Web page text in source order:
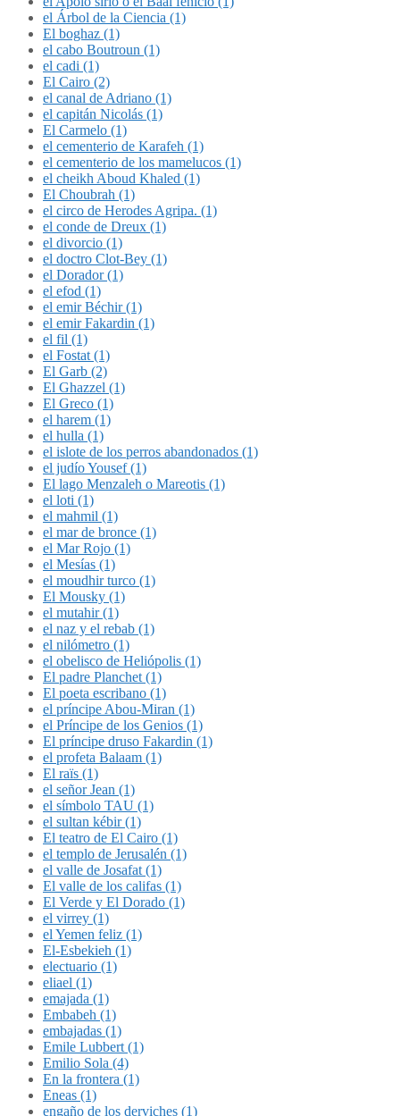
el Árbol de la Ciencia (1)
El boghaz (1)
el cabo Boutroun (1)
el cadi (1)
El Cairo (2)
el canal de Adriano (1)
el capitán Nicolás (1)
El Carmelo (1)
el cementerio de Karafeh (1)
el cementerio de los mamelucos (1)
el cheikh Aboud Khaled (1)
El Choubrah (1)
el circo de Herodes Agripa. (1)
el conde de Dreux (1)
el divorcio (1)
el doctro Clot-Bey (1)
el Dorador (1)
el efod (1)
el emir Béchir (1)
el emir Fakardin (1)
el fil (1)
el Fostat (1)
El Garb (2)
El Ghazzel (1)
El Greco (1)
el harem (1)
el hulla (1)
el islote de los perros abandonados (1)
el judío Yousef (1)
El lago Menzaleh o Mareotis (1)
el loti (1)
el mahmil (1)
el mar de bronce (1)
el Mar Rojo (1)
el Mesías (1)
el moudhir turco (1)
El Mousky (1)
el mutahir (1)
el naz y el rebab (1)
el nilómetro (1)
el obelisco de Heliópolis (1)
El padre Planchet (1)
El poeta escribano (1)
el príncipe Abou-Miran (1)
el Príncipe de los Genios (1)
El príncipe druso Fakardin (1)
el profeta Balaam (1)
El raïs (1)
el señor Jean (1)
el símbolo TAU (1)
el sultan kébir (1)
El teatro de El Cairo (1)
el templo de Jerusalén (1)
el valle de Josafat (1)
El valle de los califas (1)
El Verde y El Dorado (1)
el virrey (1)
el Yemen feliz (1)
El-Esbekieh (1)
electuario (1)
eliael (1)
emajada (1)
Embabeh (1)
embajadas (1)
Emile Lubbert (1)
Emilio Sola (4)
En la frontera (1)
Eneas (1)
engaño de los derviches (1)